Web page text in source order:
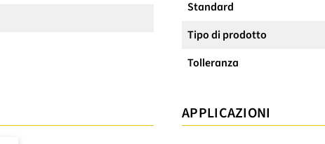
Standard
Tipo di prodotto
Tolleranza
APPLICAZIONI